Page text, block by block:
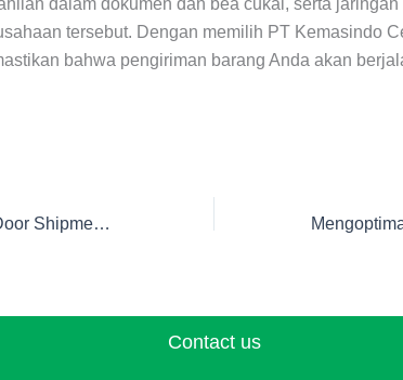
tersebut. Dengan memilih PT Kemasindo
bahwa pengiriman barang Anda akan
Keuntungan Door to Door Shipment: Mengapa Pilih Metode Ini?
Contact us